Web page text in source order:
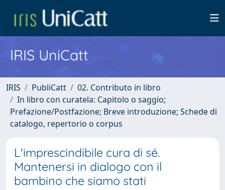
IRIS UniCatt
IRIS PubliCatt
02. Contributo in libro
In libro con curatela: Capitolo o saggio;
Prefazione/Postfazione; Breve introduzione; Schede di
catalogo, repertorio o corpus
L'imprescindibile cura di sé.
Mantenersi in dialogo con il
bambino che siamo stati